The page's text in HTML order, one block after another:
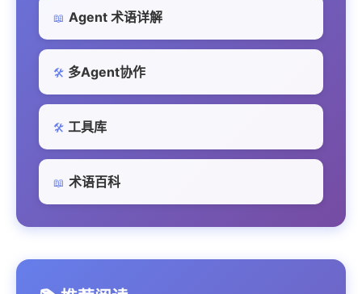
📖 Agent 术语详解
🛠️ 多Agent协作
🛠️ 工具库
📖 术语百科